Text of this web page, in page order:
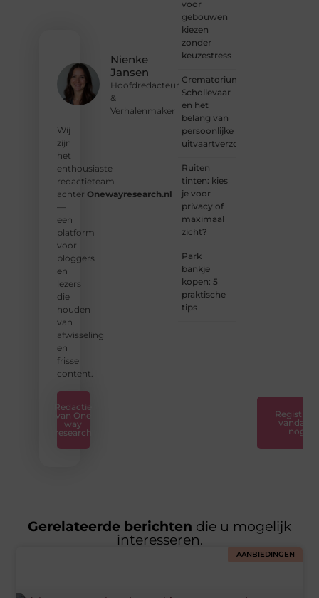
Nienke
Jansen
Hoofdredacteur
&
Verhalenmaker
Wij
zijn
het
enthousiaste
redactieteam
achter Onewayresearch.nl
—
een
platform
voor
bloggers
en
lezers
die
houden
van
afwisseling
en
frisse
content.
Redactie
van One
way
research
voor
gebouwen
kiezen
zonder
keuzestress
Crematorium
Schollevaar
en het
belang van
persoonlijke
uitvaartverzorging
Ruiten
tinten: kies
je voor
privacy of
maximaal
zicht?
Park
bankje
kopen: 5
praktische
tips
Registreer
vandaag
nog
Gerelateerde berichten die u mogelijk
interesseren.
AANBIEDINGEN